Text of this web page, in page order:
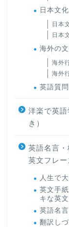
日本文
日本
日本
海外の
海外
海外
英語質
洋楽で英
き）
英語名言
英文フレー
人生で
英文手
キな英
英語名
翻訳し